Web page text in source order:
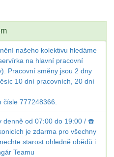
našeho kolektivu hledáme
na hlavní pracovní
Pracovní směny jsou 2 dny
10 dní pracovních, 20 dní
čísle 777248366.
denně od 07:00 do 19:00 / ☎️
je zdarma pro všechny
starost ohledně obědů i
Teamu